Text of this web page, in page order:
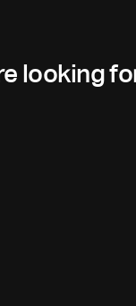
looking